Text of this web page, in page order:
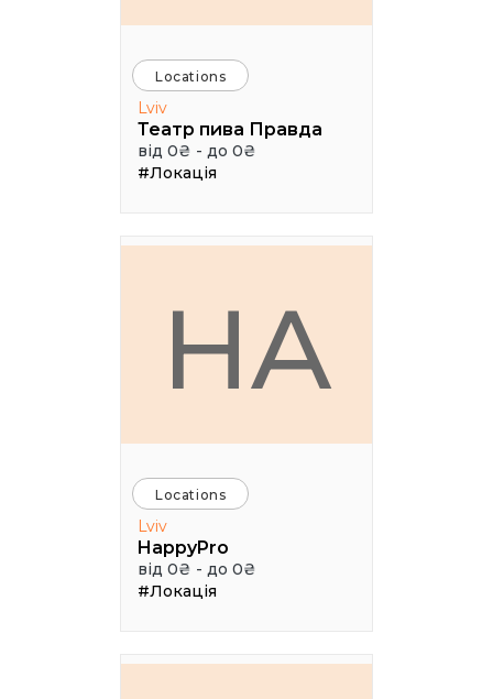
Locations
Lviv
Театр пива Правда
від 0₴ - до 0₴
#Локація
HA
Locations
Lviv
HappyPro
від 0₴ - до 0₴
#Локація